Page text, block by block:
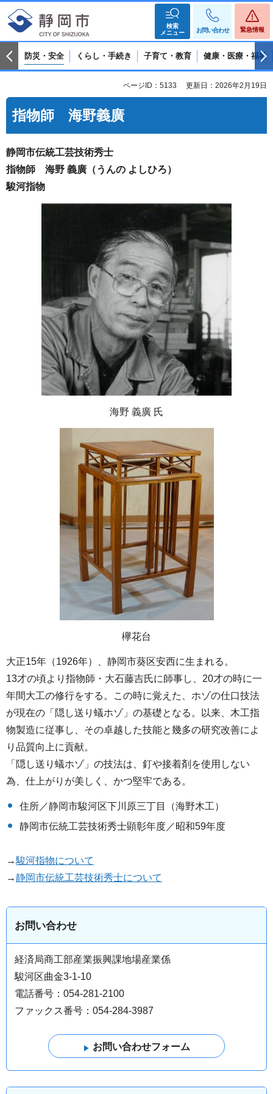
検索
メニュー
お問い合わせ 緊急情報
防災・安全 くらし・手続き 子育て・教育 健康・医療・福祉
ページID：5133 更新日：2026年2月19日
指物師 海野義廣
静岡市伝統工芸技術秀士
指物師 海野 義廣（うんの よしひろ）
駿河指物
海野 義廣 氏
欅花台
大正15年（1926年）、静岡市葵区安西に生まれる。
13才の頃より指物師・大石藤吉氏に師事し、20才の時に一
年間大工の修行をする。この時に覚えた、ホゾの仕口技法
が現在の「隠し送り蟻ホゾ」の基礎となる。以来、木工指
物製造に従事し、その卓越した技能と幾多の研究改善によ
り品質向上に貢献。
「隠し送り蟻ホゾ」の技法は、釘や接着剤を使用しない
為、仕上がりが美しく、かつ堅牢である。
住所／静岡市駿河区下川原三丁目（海野木工）
静岡市伝統工芸技術秀士顕彰年度／昭和59年度
→駿河指物について
→静岡市伝統工芸技術秀士について
お問い合わせ
経済局商工部産業振興課地場産業係
駿河区曲金3-1-10
電話番号：054-281-2100
ファックス番号：054-284-3987